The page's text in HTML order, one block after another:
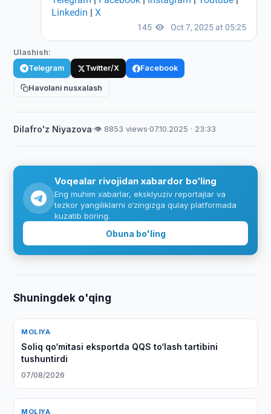
Ulashish:
Telegram Twitter/X Facebook
Havolani nusxalash
Dilafro'z Niyazova·👁 8853 views·07.10.2025 · 23:33
Voqealar rivojidan xabardor bo‘ling
Eng muhim xabarlar, eksklyuziv reportajlar va
tezkor yangiliklarni o‘zingizga qulay platformada
kuzatib boring.
Obuna bo'ling
Shuningdek o'qing
MOLIYA
Soliq qo‘mitasi eksportda QQS to‘lash tartibini
tushuntirdi
07/08/2026
MOLIYA